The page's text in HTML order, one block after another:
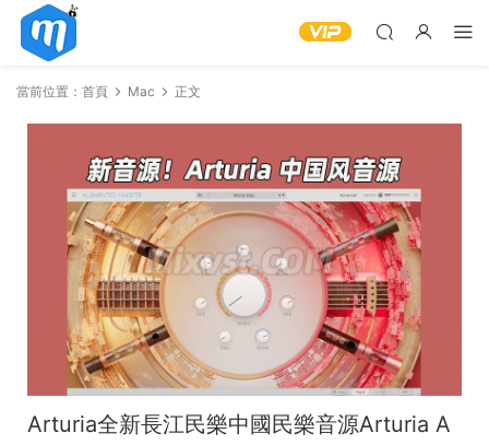
當前位置： 首頁 Mac 正文
Arturia全新長江民樂中國民樂音源Arturia A